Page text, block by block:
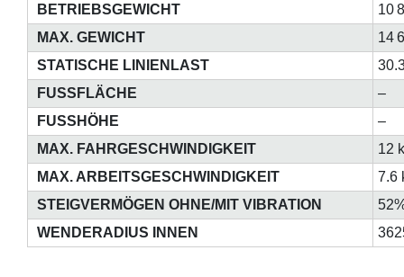
BETRIEBSGEWICHT
10
MAX. GEWICHT
14
STATISCHE LINIENLAST
FUSSFLÄCHE
–
FUSSHÖHE
–
MAX. FAHRGESCHWINDIGKEIT
12
MAX. ARBEITSGESCHWINDIGKEIT
7.6
STEIGVERMÖGEN OHNE/MIT VIBRATION
WENDERADIUS INNEN